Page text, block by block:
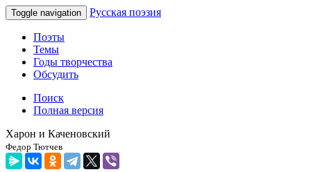
Toggle navigation Русская поэзия
Поэты
Темы
Годы творчества
Обсудить
Поиск
Полная версия
Харон и Каченовский
Федор Тютчев